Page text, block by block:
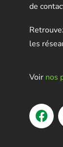
de
les
Voir nos